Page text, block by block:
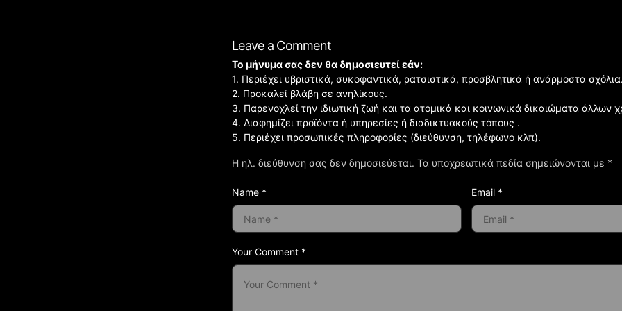
Leave a Comment
Η ηλ. διεύθυνση σας δεν δημοσιεύεται. Τα υποχρεωτικά πεδία σημειώνονται με *
Your Comment *
Το μήνυμα σας δεν θα δημοσιευτεί εάν:
1. Περιέχει υβριστικά, συκοφαντικά, ρατσιστικά, προσβλητικά ή ανάρμοστα σχόλια.
2. Προκαλεί βλάβη σε ανηλίκους.
3. Παρενοχλεί την ιδιωτική ζωή και τα ατομικά και κοινωνικά δικαιώματα άλλων
4. Διαφημίζει προϊόντα ή υπηρεσίες ή διαδικτυακούς τόπους .
5. Περιέχει προσωπικές πληροφορίες (διεύθυνση, τηλέφωνο κλπ).
Name * Email *